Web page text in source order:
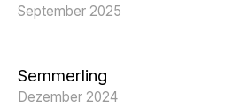
September 2025
Semmerling
Dezember 2024